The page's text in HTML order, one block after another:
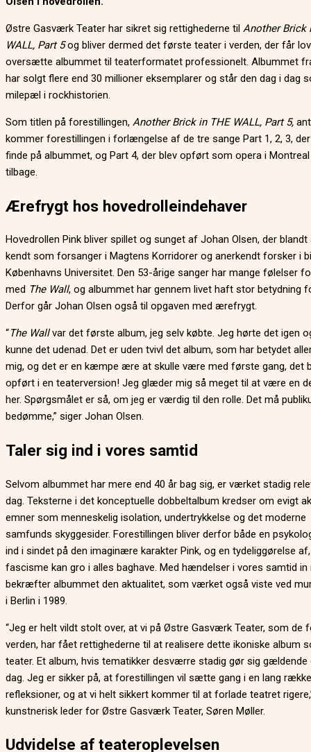
Østre Gasværk Teater har sikret sig rettighederne til Another Brick
WALL, Part 5og bliver dermed det første teater i verden, der får
oversætte albummet til teaterformatet professionelt. Albummet
har solgt flere end 30 millioner eksemplarer og står den dag i dag
milepæl i rockhistorien.
Som titlen på forestillingen, Another Brick in THE WALL, Part 5,
kommer forestillingen i forlængelse af de tre sange Part 1, 2, 3,
finde på albummet, og Part 4, der blev opført som opera i
tilbage.
Ærefrygt hos hovedrolleindehaver
Hovedrollen Pink bliver spillet og sunget af Johan Olsen, der blandt
kendt som forsanger i Magtens Korridorer og anerkendt forsker i
Københavns Universitet. Den 53-årige sanger har mange følelser
med The Wall, og albummet har gennem livet haft stor betydning
Derfor går Johan Olsen også til opgaven med ærefrygt.
“The Wallvar det første album, jeg selv købte. Jeg hørte det igen
kunne det udenad. Det er uden tvivl det album, som har betydet
mig, og det er en kæmpe ære at skulle være med første gang, det
opført i en teaterversion! Jeg glæder mig så meget til at være en
her. Spørgsmålet er så, om jeg er værdig til den rolle. Det må
bedømme,” siger Johan Olsen.
Taler sig ind i vores samtid
Selvom albummet har mere end 40 år bag sig, er værket stadig
dag. Teksterne i det konceptuelle dobbeltalbum kredser om evigt
emner som menneskelig isolation, undertrykkelse og det moderne
samfunds skyggesider. Forestillingen bliver derfor både en
ind i sindet på den imaginære karakter Pink, og en tydeliggørelse
fascisme kan gro i alles baghave. Med hændelser i vores samtid in
bekræfter albummet den aktualitet, som værket også viste ved
i Berlin i 1989.
“Jeg er helt vildt stolt over, at vi på Østre Gasværk Teater, som de
verden, har fået rettighederne til at realisere dette ikoniske album
teater. Et album, hvis tematikker desværre stadig gør sig gældende
dag. Jeg er sikker på, at forestillingen vil sætte gang i en lang række
refleksioner, og at vi helt sikkert kommer til at forlade teatret
kunstnerisk leder for Østre Gasværk Teater, Søren Møller.
Udvidelse af teateroplevelsen